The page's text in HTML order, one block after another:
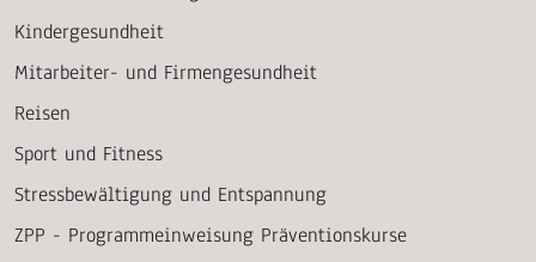
Kindergesundheit
Mitarbeiter- und Firmengesundheit
Reisen
Sport und Fitness
Stressbewältigung und Entspannung
ZPP - Programmeinweisung Präventionskurse